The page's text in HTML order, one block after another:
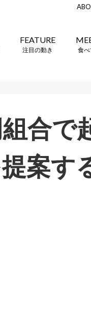
FEATURE
注目の動き 食
合で
案す